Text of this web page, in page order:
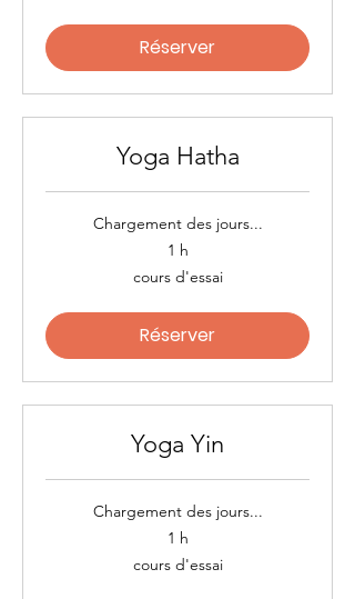
Réserver
Yoga Hatha
Chargement des jours...
1 h
cours d'essai
Réserver
Yoga Yin
Chargement des jours...
1 h
cours d'essai